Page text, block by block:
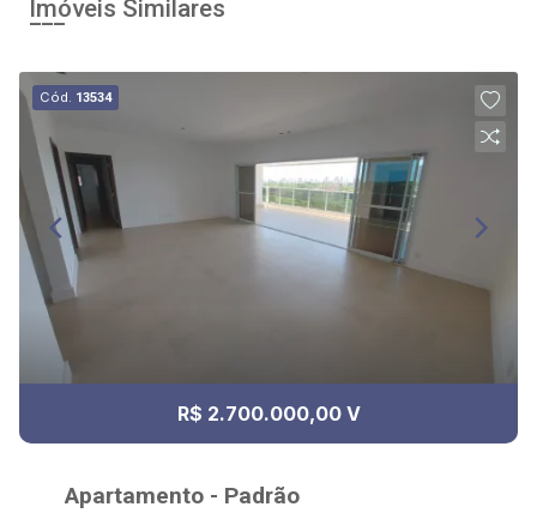
Imóveis Similares
Cód. 13534
R$ 2.700.000,00 V
Apartamento - Padrão